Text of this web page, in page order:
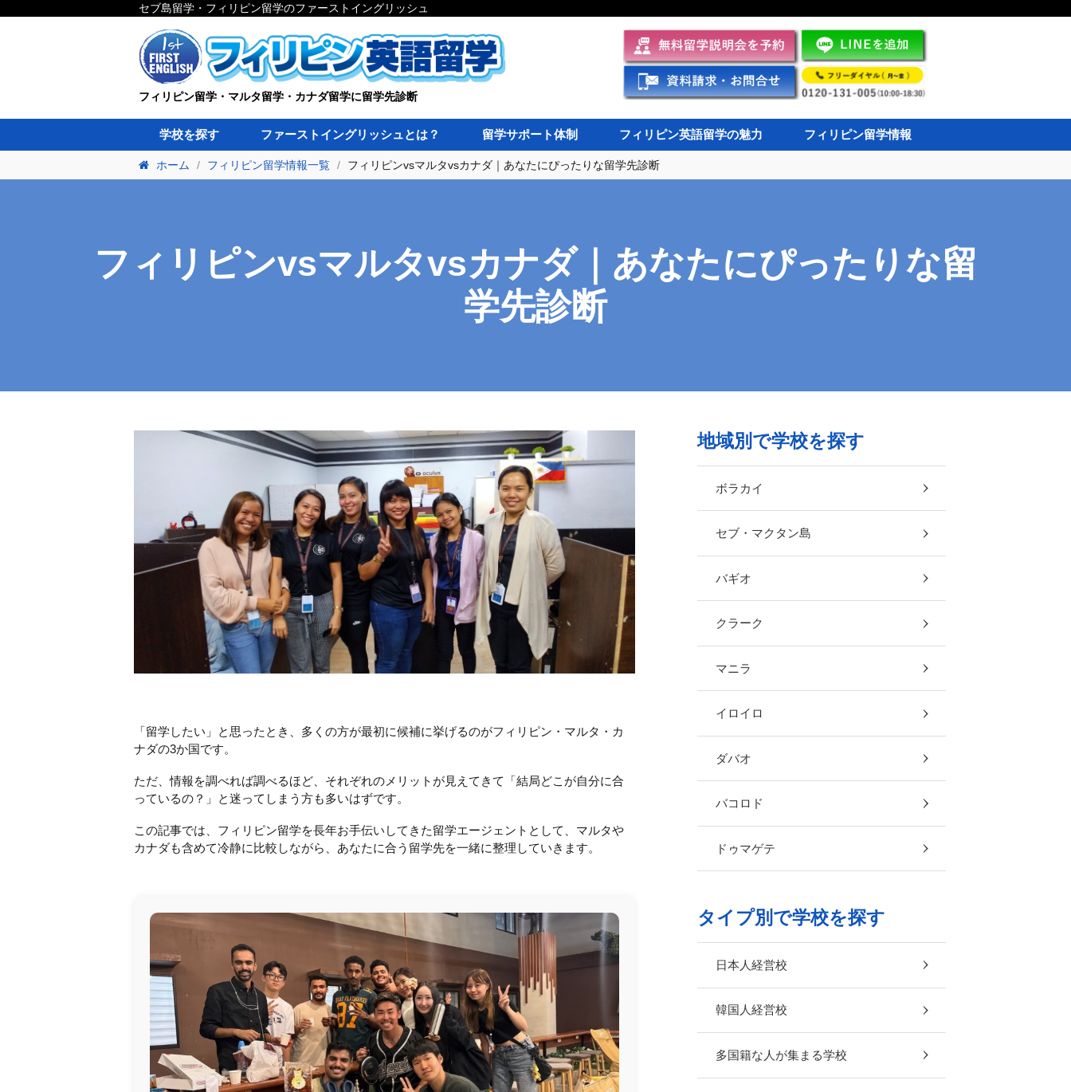
セブ島留学・フィリピン留学のファーストイングリッシュ
フィリピン留学・マルタ留学・カナダ留学に留学先診断
学校を探す ファーストイングリッシュとは？ 留学サポート体制 フィリピン英語留学の魅力 フィリピン留学情報
ホーム フィリピン留学情報一覧 フィリピンvsマルタvsカナダ｜あなたにぴったりな留学先診断
フィリピンvsマルタvsカナダ｜あなたにぴったりな留
学先診断
「留学したい」と思ったとき、多くの方が最初に候補に挙げるのがフィリピン・マルタ・カ
ナダの3か国です。
ただ、情報を調べれば調べるほど、それぞれのメリットが見えてきて「結局どこが自分に合
っているの？」と迷ってしまう方も多いはずです。
この記事では、フィリピン留学を長年お手伝いしてきた留学エージェントとして、マルタや
カナダも含めて冷静に比較しながら、あなたに合う留学先を一緒に整理していきます。
地域別で学校を探す
ボラカイ
セブ・マクタン島
バギオ
クラーク
マニラ
イロイロ
ダバオ
バコロド
ドゥマゲテ
タイプ別で学校を探す
日本人経営校
韓国人経営校
多国籍な人が集まる学校